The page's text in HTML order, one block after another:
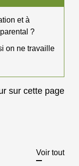
et à
?
on ne travaille
sur cette page
Voir tout